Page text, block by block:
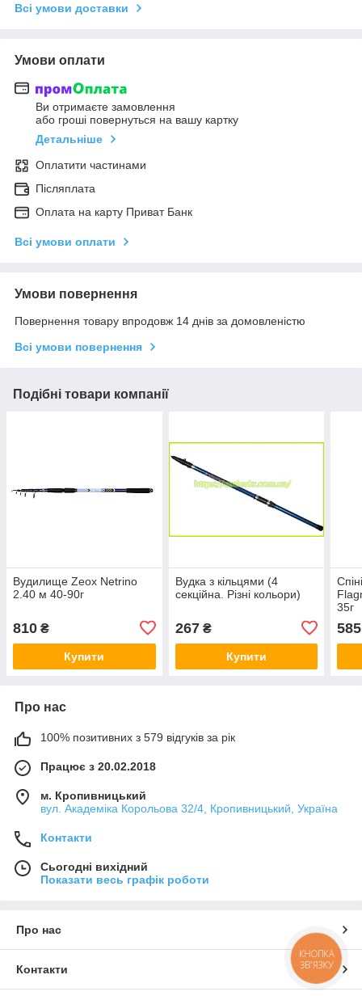
Всі умови доставки
Умови оплати
Ви отримаєте замовлення
або гроші повернуться на вашу картку
Детальніше
Оплатити частинами
Післяплата
Оплата на карту Приват Банк
Всі умови оплати
Умови повернення
Повернення товару впродовж 14 днів за домовленістю
Всі умови повернення
Подібні товари компанії
Вудилище Zeox Netrino
2.40 м 40-90г
810 ₴
Купити
Вудка з кільцями (4
секційна. Різні кольори)
267₴
Купити
35г
585
Про нас
100% позитивних з 579 відгуків за рік
Працює з 20.02.2018
м. Кропивницький
вул. Академіка Корольова 32/4, Кропивницький, Україна
Контакти
Сьогодні вихідний
Показати весь графік роботи
Про нас
Контакти
КНОПКА
ЗВ'ЯЗКУ